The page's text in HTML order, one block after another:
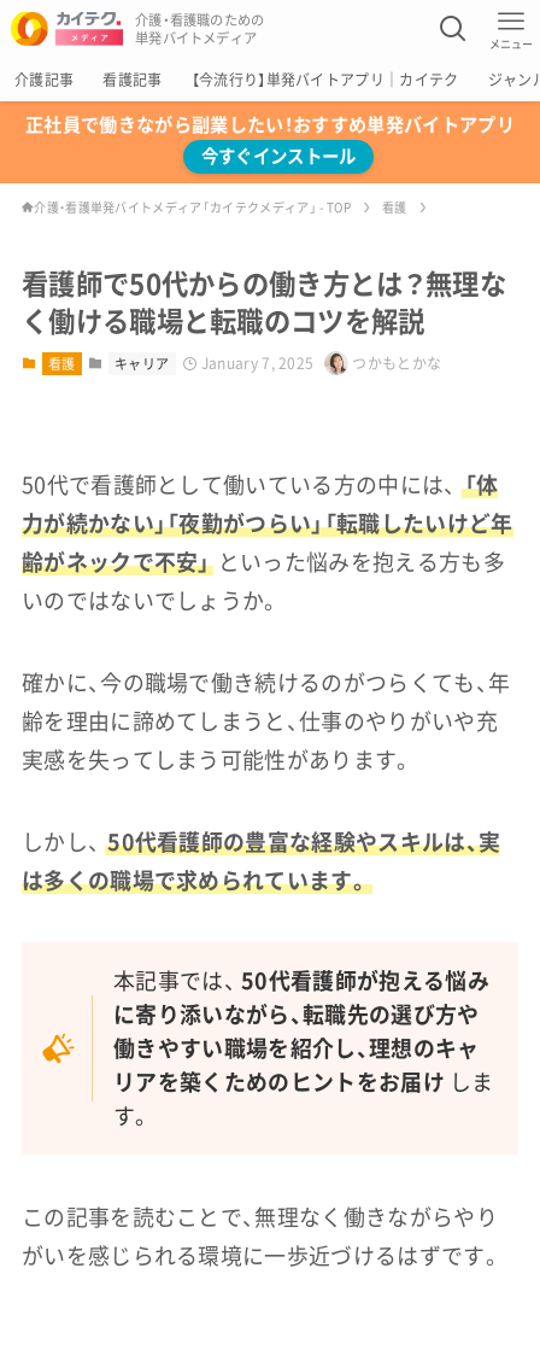
介護・看護職のための
単発バイトメディア
メニュー
介護記事 看護記事 【今流行り】単発バイトアプリ｜カイテク ジャン
正社員で働きながら副業したい！おすすめ単発バイトアプリ
今すぐインストール
介護・看護単発バイトメディア「カイテクメディア」 - TOP 看護
看護師で50代からの働き方とは？無理な
く働ける職場と転職のコツを解説
看護 キャリア January 7, 2025 つかもとかな
50代で看護師として働いている方の中には、
「体
力が続かない」「夜勤がつらい」「転職したいけど年
齢がネックで不安」 といった悩みを抱える方も多
いのではないでしょうか。
確かに、今の職場で働き続けるのがつらくても、年
齢を理由に諦めてしまうと、仕事のやりがいや充
実感を失ってしまう可能性があります。
しかし、
50代看護師の豊富な経験やスキルは、実
は多くの職場で求められています。
本記事では、
50代看護師が抱える悩み
に寄り添いながら、転職先の選び方や
働きやすい職場を紹介し、理想のキャ
リアを築くためのヒントをお届け しま
す。
この記事を読むことで、無理なく働きながらやり
がいを感じられる環境に一歩近づけるはずです。